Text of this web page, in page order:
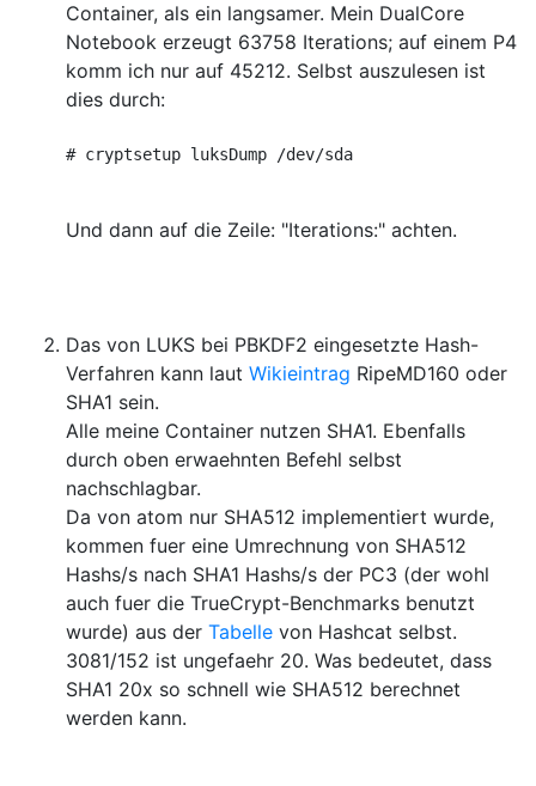
Container, als ein langsamer. Mein DualCore
Notebook erzeugt 63758 Iterations; auf einem P4
komm ich nur auf 45212. Selbst auszulesen ist
dies durch:
# cryptsetup luksDump /dev/sda
Und dann auf die Zeile: "Iterations:" achten.
Das von LUKS bei PBKDF2 eingesetzte Hash-
Verfahren kann laut Wikieintrag RipeMD160 oder
SHA1 sein.
Alle meine Container nutzen SHA1. Ebenfalls
durch oben erwaehnten Befehl selbst
nachschlagbar.
Da von atom nur SHA512 implementiert wurde,
kommen fuer eine Umrechnung von SHA512
Hashs/s nach SHA1 Hashs/s der PC3 (der wohl
auch fuer die TrueCrypt-Benchmarks benutzt
wurde) aus der Tabelle von Hashcat selbst.
3081/152 ist ungefaehr 20. Was bedeutet, dass
SHA1 20x so schnell wie SHA512 berechnet
werden kann.